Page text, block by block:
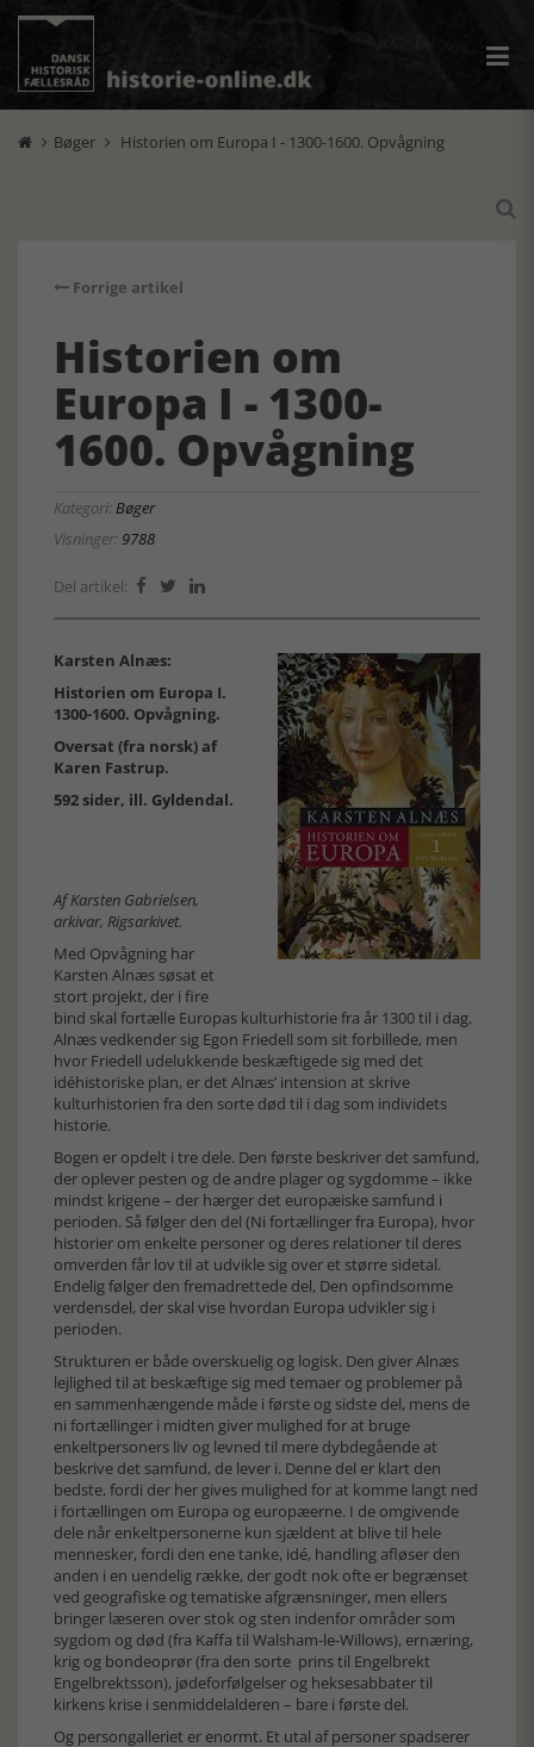
 Bøger  Historien om Europa I - 1300-1600. Opvågning

Forrige artikel
Historien om
Europa I - 1300-
1600. Opvågning
Kategori:Bøger
Visninger:9788
Del artikel:   
Karsten Alnæs:
Historien om Europa I.
1300-1600. Opvågning.
Oversat (fra norsk) af
Karen Fastrup.
592 sider, ill. Gyldendal.
Af Karsten Gabrielsen,
arkivar, Rigsarkivet.
Med Opvågning har
Karsten Alnæs søsat et
stort projekt, der i fire
bind skal fortælle Europas kulturhistorie fra år 1300 til i dag.
Alnæs vedkender sig Egon Friedell som sit forbillede, men
hvor Friedell udelukkende beskæftigede sig med det
idéhistoriske plan, er det Alnæs’ intension at skrive
kulturhistorien fra den sorte død til i dag som individets
historie.
Bogen er opdelt i tre dele. Den første beskriver det samfund,
der oplever pesten og de andre plager og sygdomme – ikke
mindst krigene – der hærger det europæiske samfund i
perioden. Så følger den del (Ni fortællinger fra Europa), hvor
historier om enkelte personer og deres relationer til deres
omverden får lov til at udvikle sig over et større sidetal.
Endelig følger den fremadrettede del, Den opfindsomme
verdensdel, der skal vise hvordan Europa udvikler sig i
perioden.
Strukturen er både overskuelig og logisk. Den giver Alnæs
lejlighed til at beskæftige sig med temaer og problemer på
en sammenhængende måde i første og sidste del, mens de
ni fortællinger i midten giver mulighed for at bruge
enkeltpersoners liv og levned til mere dybdegående at
beskrive det samfund, de lever i. Denne del er klart den
bedste, fordi der her gives mulighed for at komme langt ned
i fortællingen om Europa og europæerne. I de omgivende
dele når enkeltpersonerne kun sjældent at blive til hele
mennesker, fordi den ene tanke, idé, handling afløser den
anden i en uendelig række, der godt nok ofte er begrænset
ved geografiske og tematiske afgrænsninger, men ellers
bringer læseren over stok og sten indenfor områder som
sygdom og død (fra Kaffa til Walsham-le-Willows), ernæring,
krig og bondeoprør (fra den sorte prins til Engelbrekt
Engelbrektsson), jødeforfølgelser og heksesabbater til
kirkens krise i senmiddelalderen – bare i første del.
Og persongalleriet er enormt. Et utal af personer spadserer